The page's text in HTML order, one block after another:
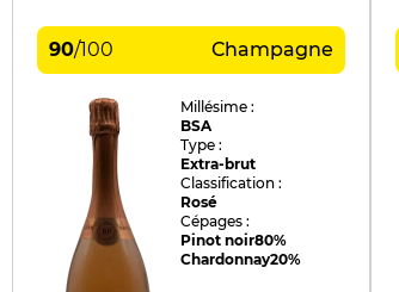
90/100 Champagne
Millésime :
BSA
Type :
Extra-brut
Classification :
Rosé
Cépages :
Pinot noir80%
Chardonnay20%